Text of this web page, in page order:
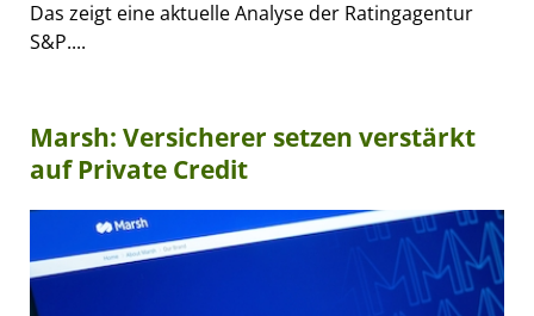
Das zeigt eine aktuelle Analyse der Ratingagentur
S&P....
Marsh: Versicherer setzen verstärkt
auf Private Credit